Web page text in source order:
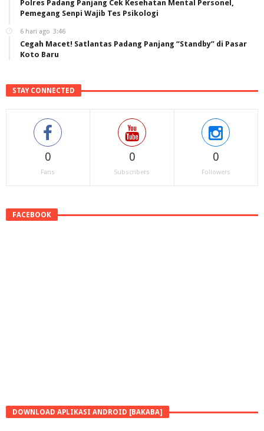
Polres Padang Panjang Cek Kesehatan Mental Personel,
Pemegang Senpi Wajib Tes Psikologi
6 hari ago 3:46
Cegah Macet! Satlantas Padang Panjang “Standby” di Pasar
Koto Baru
STAY CONNECTED
0
Fans
0
Subscribers
0
Followers
FACEBOOK
DOWNLOAD APLIKASI ANDROID [BAKABA]